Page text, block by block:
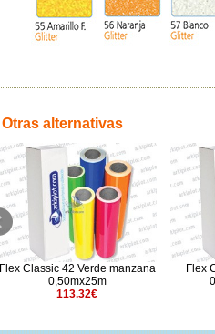
Otras alternativas
Flex Classic 42 Verde manzana
0,50mx25m
113.32€
Flex